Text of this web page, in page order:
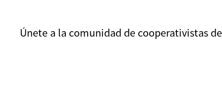
Únete a la comunidad de cooperativistas